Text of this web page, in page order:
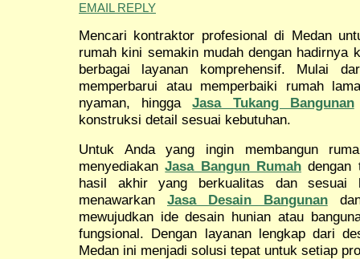
EMAIL REPLY
Mencari kontraktor profesional di Medan
rumah kini semakin mudah dengan hadirnya
berbagai layanan komprehensif. Mulai
memperbarui atau memperbaiki rumah
nyaman, hinggaJasa Tukang Bangunan
konstruksi detail sesuai kebutuhan.
Untuk Anda yang ingin membangun
menyediakanJasa Bangun Rumahdengan
hasil akhir yang berkualitas dan sesuai
menawarkan Jasa Desain Bangunan
mewujudkan ide desain hunian atau
fungsional. Dengan layanan lengkap dari
Medan ini menjadi solusi tepat untuk setiap